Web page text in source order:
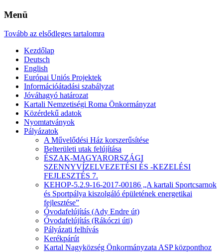
Menü
Tovább az elsődleges tartalomra
Kezdőlap
Deutsch
English
Európai Uniós Projektek
Információátadási szabályzat
Jóváhagyó határozat
Kartali Nemzetiségi Roma Önkormányzat
Közérdekű adatok
Nyomtatványok
Pályázatok
A Művelődési Ház korszerűsítése
Belterületi utak felújítása
ÉSZAK-MAGYARORSZÁGI
SZENNYVÍZELVEZETÉSI ÉS -KEZELÉSI
FEJLESZTÉS 7.
KEHOP-5.2.9-16-2017-00186 „A kartali Sportcsarnok
és Sportpálya kiszolgáló épületének energetikai
fejlesztése”
Óvodafelújítás (Ady Endre út)
Óvodafelújítás (Rákóczi úti)
Pályázati felhívás
Kerékpárút
Kartal Nagyközség Önkormányzata ASP központhoz